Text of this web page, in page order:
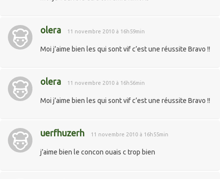
olera 11 novembre 2010 à 16h59min
Moi j’aime bien les qui sont vif c’est une réussite Bravo !!
olera 11 novembre 2010 à 16h56min
Moi j’aime bien les qui sont vif c’est une réussite Bravo !!
uerfhuzerh 11 novembre 2010 à 16h55min
j’aime bien le concon ouais c trop bien